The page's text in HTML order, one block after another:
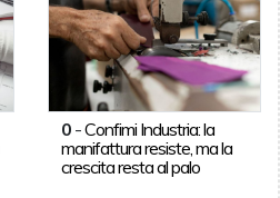
0 -Confimi Industria: la
manifattura resiste, ma la
crescita resta al palo